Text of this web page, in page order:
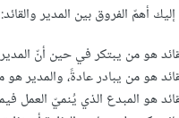
أهمّ الفروق بين المدير والقائد:
هو من يبتكر في حين أنّ
هو من يبادر عادةً، والمدير
هو المبدع الذي يُنميّ العمل